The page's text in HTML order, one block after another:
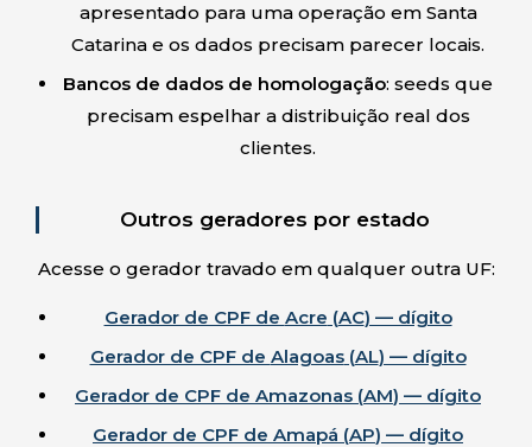
apresentado para uma operação em Santa
Catarina e os dados precisam parecer locais.
Bancos de dados de homologação: seeds que
precisam espelhar a distribuição real dos
clientes.
Outros geradores por estado
Acesse o gerador travado em qualquer outra UF:
Gerador de CPF de Acre (AC) — dígito
Gerador de CPF de Alagoas(AL) — dígito
Gerador de CPF de Amazonas (AM) — dígito
Gerador de CPF de Amapá (AP) — dígito